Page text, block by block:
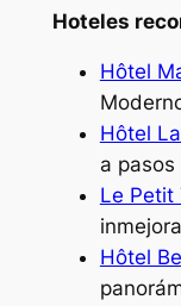
Hoteles
Hôtel
Hôtel
a
Le Petit
Hôtel